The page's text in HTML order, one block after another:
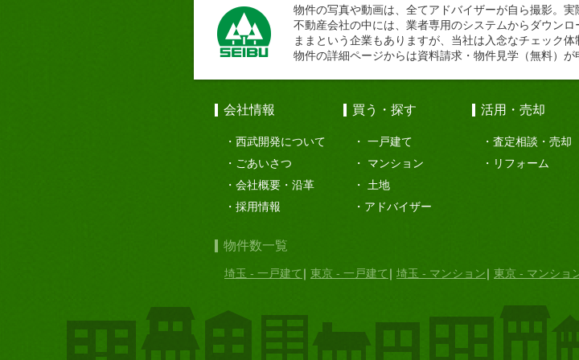
物件の写真や動画は、全てアドバイザーが自ら撮影。
不動産会社の中には、業者専用のシステムからダウン
ままという企業もありますが、当社は入念なチェック
物件の詳細ページからは資料請求・物件見学（無料）
会社情報
西武開発について
ごあいさつ
会社概要・沿革
採用情報
買う・探す
一戸建て
マンション
土地
アドバイザー
活用・売却
査定相談・売却
リフォーム
物件数一覧
埼玉 - 一戸建て 東京 - 一戸建て 埼玉 - マンション 東京 - マンショ